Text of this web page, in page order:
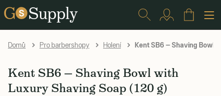
Domů Pro barbershopy Holení Kent SB6 — Shaving Bowl
Kent SB6 — Shaving Bowl with
Luxury Shaving Soap (120 g)